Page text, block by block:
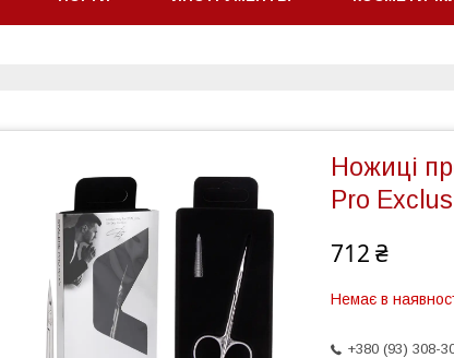
Ножиці
Pro
712 ₴
Немає в
+380 (93) 308-